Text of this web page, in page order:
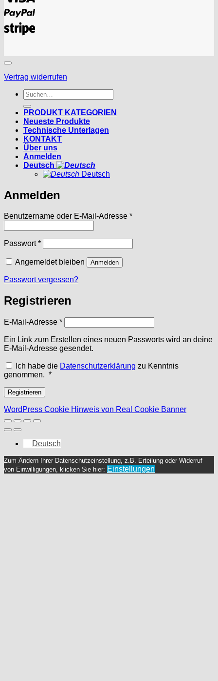
PayPal
Stripe
Vertrag widerrufen
Suchen
nach:
PRODUKT KATEGORIEN
Neueste Produkte
Technische Unterlagen
KONTAKT
Über uns
Anmelden
Deutsch
Deutsch
Anmelden
Benutzername oder E-Mail-Adresse *Erforderlich
Passwort*Erforderlich
Angemeldet bleiben Anmelden
Passwort vergessen?
Registrieren
E-Mail-Adresse *Erforderlich
Ein Link zum Erstellen eines neuen Passworts wird an deine
E-Mail-Adresse gesendet.
Ich habe die Datenschutzerklärung zu Kenntnis
genommen. *Erforderlich
Registrieren
WordPress Cookie Hinweis von Real Cookie Banner
Deutsch
Zum Ändern Ihrer Datenschutzeinstellung, z.B. Erteilung oder Widerruf
von Einwilligungen, klicken Sie hier: Einstellungen